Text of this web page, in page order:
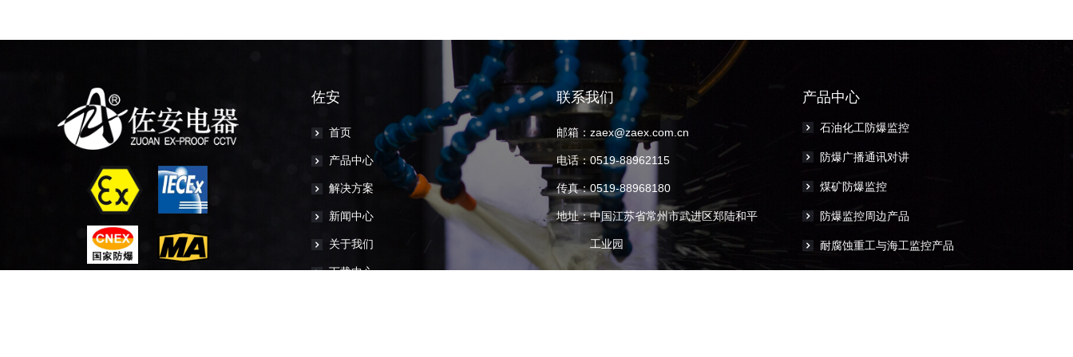
佐安
首页
产品中心
解决方案
新闻中心
关于我们
下载中心
联系我们
邮箱： zaex@zaex.com.cn
电话： 0519-88962115
传真：0519-88968180
地址：中国江苏省常州市武进区郑陆和平
工业园
产品中心
石油化工防爆监控
防爆广播通讯对讲
煤矿防爆监控
防爆监控周边产品
耐腐蚀重工与海工监控产品